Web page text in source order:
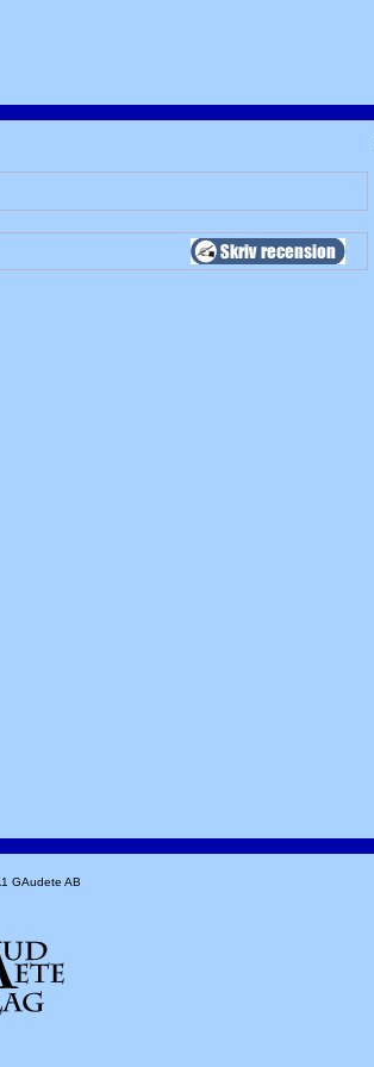
GAudete AB